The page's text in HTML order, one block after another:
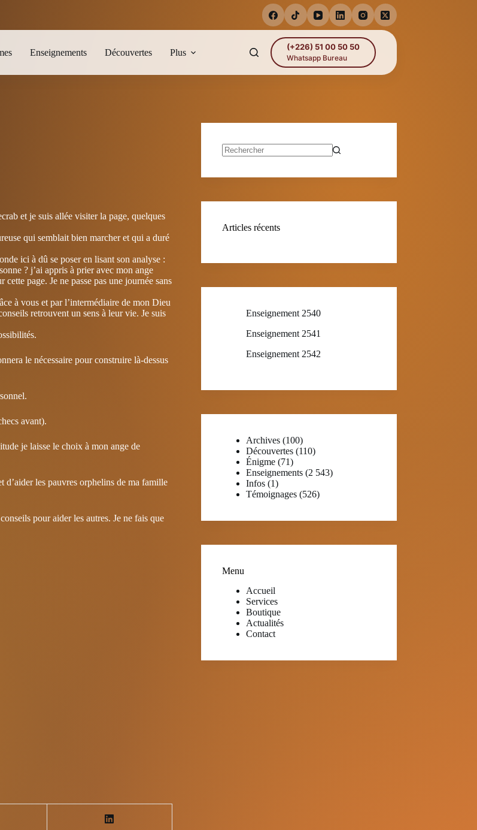
Enseignements Découvertes Plus
(+226) 51 00 50 50
Whatsapp Bureau
et je suis allée visiter la page, quelques
qui semblait bien marcher et qui a duré
ici à dû se poser en lisant son analyse :
? j’ai appris à prier avec mon ange
page. Je ne passe pas une journée sans
à vous et par l’intermédiaire de mon Dieu
retrouvent un sens à leur vie. Je suis
le nécessaire pour construire là-dessus
avant).
je laisse le choix à mon ange de
d’aider les pauvres orphelins de ma famille
pour aider les autres. Je ne fais que
Articles récents
Enseignement 2540
Enseignement 2541
Enseignement 2542
Archives (100)
Découvertes (110)
Énigme (71)
Enseignements (2 543)
Infos (1)
Témoignages (526)
Menu
Accueil
Services
Boutique
Actualités
Contact